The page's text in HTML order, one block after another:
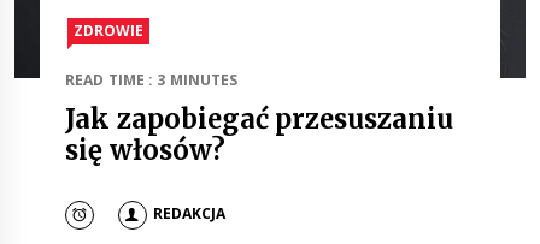
ZDROWIE
READ TIME : 3 MINUTES
Jak zapobiegać przesuszaniu
się włosów?
REDAKCJA